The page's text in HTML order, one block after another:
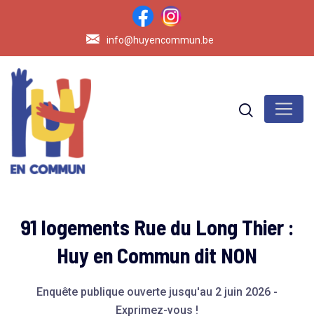
info@huyencommun.be
91 logements Rue du Long Thier :
Huy en Commun dit NON
Enquête publique ouverte jusqu'au 2 juin 2026 -
Exprimez-vous !